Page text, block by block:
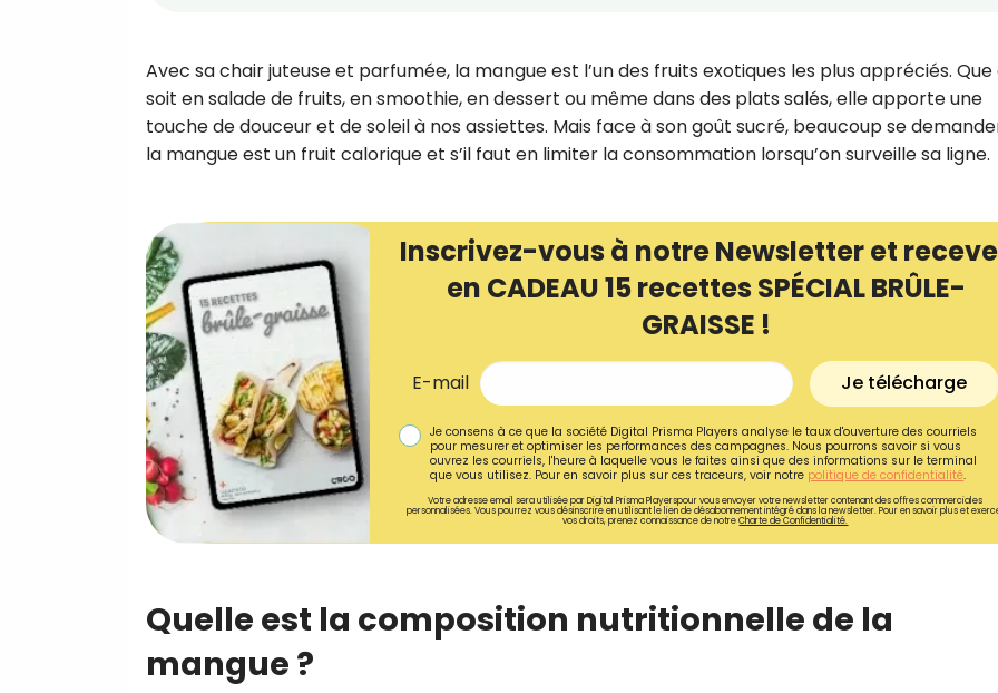
Avec sa chair juteuse et parfumée, la mangue est l’un des fruits exotiques les plus appréciés. Que
soit en salade de fruits, en smoothie, en dessert ou même dans des plats salés, elle apporte une
touche de douceur et de soleil à nos assiettes. Mais face à son goût sucré, beaucoup se
la mangue est un fruit calorique et s’il faut en limiter la consommation lorsqu’on surveille sa ligne.
Inscrivez-vous à notre Newsletter et
en CADEAU 15 recettes SPÉCIAL BRÛLE-
GRAISSE !
E-mail Je télécharge
Je consens à ce que la société Digital Prisma Players analyse le taux d'ouverture des courriels
pour mesurer et optimiser les performances des campagnes. Nous pourrons savoir si vous
ouvrez les courriels, l'heure à laquelle vous le faites ainsi que des informations sur le terminal
que vous utilisez. Pour en savoir plus sur ces traceurs, voir notre politique de confidentialité.
Votre adresse email sera utilisée par Digital Prisma Playerspour vous envoyer votre newsletter contenant des offres commerciales
personnalisées. Vous pourrez vous désinscrire en utilisant le lien de désabonnement intégré dans la newsletter. Pour en savoir plus et
vos droits, prenez connaissance de notreCharte de Confidentialité.
Quelle est la composition nutritionnelle de la
mangue ?